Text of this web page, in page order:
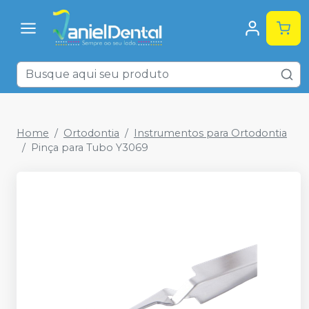
Home Ortodontia
Instrumentos para Ortodontia
Pinça para Tubo Y3069